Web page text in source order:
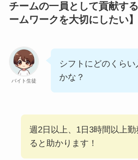
チームの一員として貢献す
ームワークを大切にしたい】
バイト生徒
シフトにどのくら
かな？
週2日以上、1日3時間以上勤
ると助かります！